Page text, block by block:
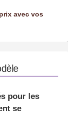
avec vos
pour les
se